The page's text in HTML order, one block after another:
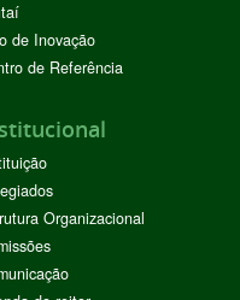
de Inovação
de Referência
Organizacional